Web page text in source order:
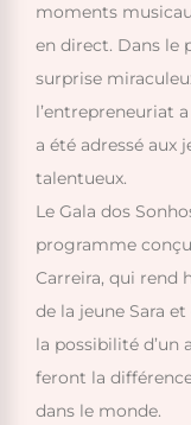
moments
en direct. Dans le
surprise
l’entrepreneuriat
a été adressé aux
talentueux.
Le Gala dos
programme
Carreira, qui rend
de la jeune Sara
la possibilité d’un
feront la
dans le monde.